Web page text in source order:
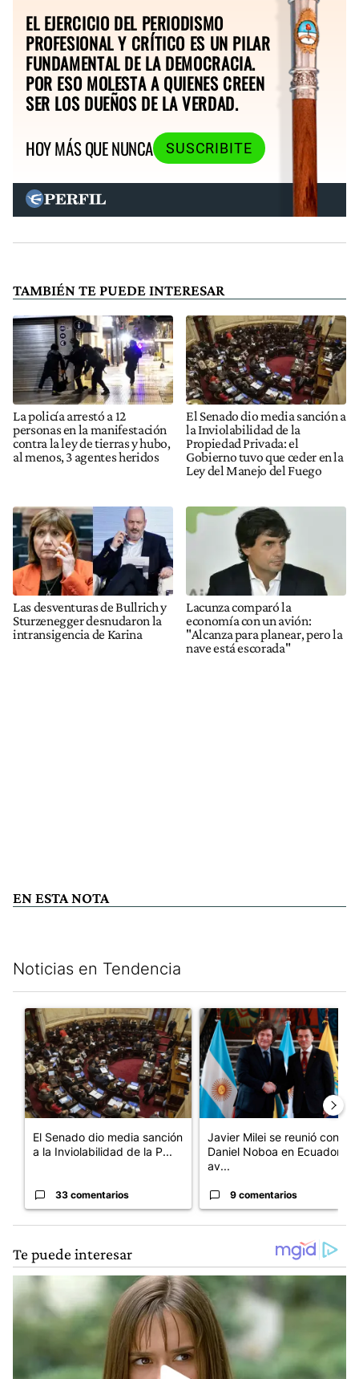
EL EJERCICIO DEL PERIODISMO
PROFESIONAL Y CRÍTICO ES UN PILAR
FUNDAMENTAL DE LA DEMOCRACIA.
POR ESO MOLESTA A QUIENES CREEN
SER LOS DUEÑOS DE LA VERDAD.
HOY MÁS QUE NUNCA
SUSCRIBITE
TAMBIÉN TE PUEDE INTERESAR
La policía arrestó a 12
personas en la manifestación
contra la ley de tierras y hubo,
al menos, 3 agentes heridos
El Senado dio media sanción a
la Inviolabilidad de la
Propiedad Privada: el
Gobierno tuvo que ceder en la
Ley del Manejo del Fuego
Las desventuras de Bullrich y
Sturzenegger desnudaron la
intransigencia de Karina
Lacunza comparó la
economía con un avión:
"Alcanza para planear, pero la
nave está escorada"
EN ESTA NOTA
Noticias en Tendencia
Un artículo de tendencia con el título "El Senado dio media
El Senado dio media sanción
a la Inviolabilidad de la P...
33 comentarios
Un artículo de tendencia con
Javier Milei se reunió con
Daniel Noboa en Ecuador y
av...
9 comentarios